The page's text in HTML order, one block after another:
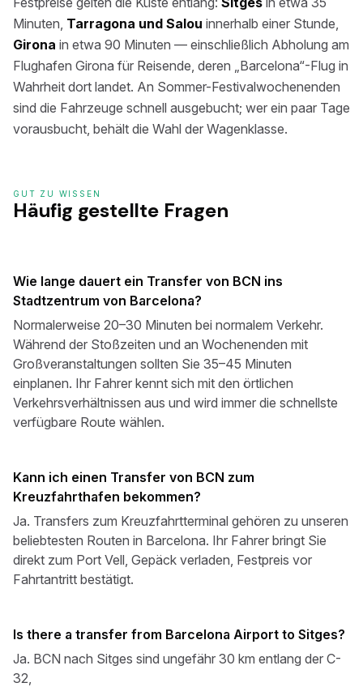
Minuten, Tarragona und Salou innerhalb einer Stunde,
Girona in etwa 90 Minuten — einschließlich Abholung am
Flughafen Girona für Reisende, deren „Barcelona“-Flug in
Wahrheit dort landet. An Sommer-Festivalwochenenden
sind die Fahrzeuge schnell ausgebucht; wer ein paar Tage
vorausbucht, behält die Wahl der Wagenklasse.
GUT ZU WISSEN
Häufig gestellte Fragen
Wie lange dauert ein Transfer von BCN ins
Stadtzentrum von Barcelona?
Normalerweise 20–30 Minuten bei normalem Verkehr.
Während der Stoßzeiten und an Wochenenden mit
Großveranstaltungen sollten Sie 35–45 Minuten
einplanen. Ihr Fahrer kennt sich mit den örtlichen
Verkehrsverhältnissen aus und wird immer die schnellste
verfügbare Route wählen.
Kann ich einen Transfer von BCN zum
Kreuzfahrthafen bekommen?
Ja. Transfers zum Kreuzfahrtterminal gehören zu unseren
beliebtesten Routen in Barcelona. Ihr Fahrer bringt Sie
direkt zum Port Vell, Gepäck verladen, Festpreis vor
Fahrtantritt bestätigt.
Is there a transfer from Barcelona Airport to Sitges?
Ja. BCN nach Sitges sind ungefähr 30 km entlang der C-
32,